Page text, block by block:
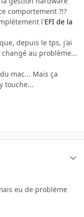
comportement ?!?
l'EFI de la
depuis le tps, j'ai
au problème...
du mac... Mais ça
touche...
eu de problème